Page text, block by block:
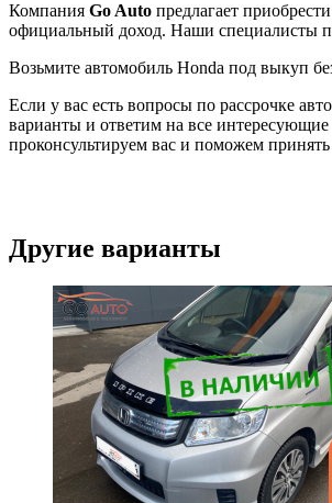
Компания Go Auto предлагает
официальный доход. Наши специалисты
Возьмите автомобиль Honda под выкуп
Если у вас есть вопросы по рассрочке
варианты и ответим на все
проконсультируем вас и поможем
Другие варианты